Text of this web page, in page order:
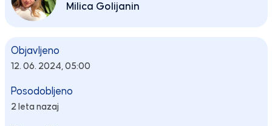
Milica Golijanin
Objavljeno
12. 06. 2024, 05:00
Posodobljeno
2 leta nazaj